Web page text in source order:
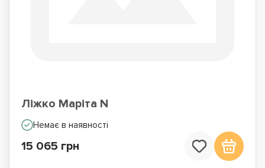
Ліжко Маріта N
Немає в наявності
15 065 грн